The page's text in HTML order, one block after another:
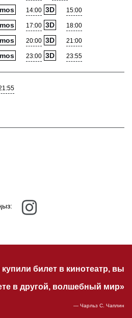
14:00 3D 15:00
17:00 3D 18:00
20:00 3D 21:00
23:00 3D 23:55
билет в кинотеатр, вы
в другой, волшебный мир»
— Чарльз С. Чаплин